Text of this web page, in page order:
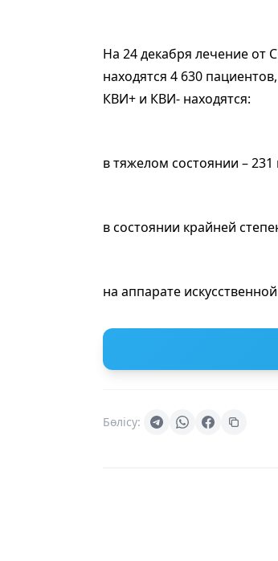
На 24 декабря лечение от
находятся 4 630
КВИ+ и КВИ- находятся:
в тяжелом состоянии – 231
в состоянии крайней
на аппарате
Бөлісу: